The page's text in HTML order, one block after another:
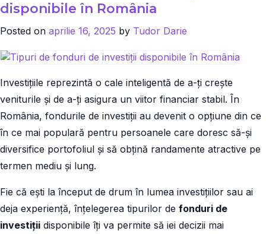
disponibile în România
Posted on aprilie 16, 2025 by Tudor Darie
Investițiile reprezintă o cale inteligentă de a-ți crește
veniturile și de a-ți asigura un viitor financiar stabil. În
România, fondurile de investiții au devenit o opțiune din ce
în ce mai populară pentru persoanele care doresc să-și
diversifice portofoliul și să obțină randamente atractive pe
termen mediu și lung.
Fie că ești la început de drum în lumea investițiilor sau ai
deja experiență, înțelegerea tipurilor de fonduri de
investiții disponibile îți va permite să iei decizii mai